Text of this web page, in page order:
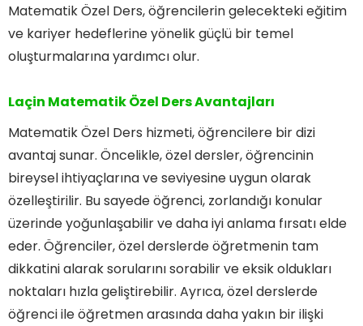
Matematik Özel Ders, öğrencilerin gelecekteki eğitim
ve kariyer hedeflerine yönelik güçlü bir temel
oluşturmalarına yardımcı olur.
Laçin Matematik Özel Ders Avantajları
Matematik Özel Ders hizmeti, öğrencilere bir dizi
avantaj sunar. Öncelikle, özel dersler, öğrencinin
bireysel ihtiyaçlarına ve seviyesine uygun olarak
özelleştirilir. Bu sayede öğrenci, zorlandığı konular
üzerinde yoğunlaşabilir ve daha iyi anlama fırsatı elde
eder. Öğrenciler, özel derslerde öğretmenin tam
dikkatini alarak sorularını sorabilir ve eksik oldukları
noktaları hızla geliştirebilir. Ayrıca, özel derslerde
öğrenci ile öğretmen arasında daha yakın bir ilişki